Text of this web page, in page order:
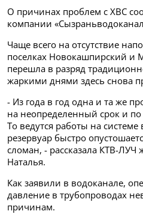
О причинах проблем с ХВС
компании
Чаще всего на отсутствие
поселках Новокашпирский и
перешла в разряд
жаркими днями здесь снова
- Из года в год одна и та же
на неопределенный срок и
То ведутся работы на
резервуар быстро
сломан, - рассказала КТВ-ЛУЧ
Наталья.
Как заявили в водоканале,
давление в трубопроводах
причинам.